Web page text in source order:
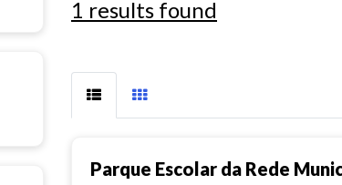
1 results found
Parque Escolar da Rede